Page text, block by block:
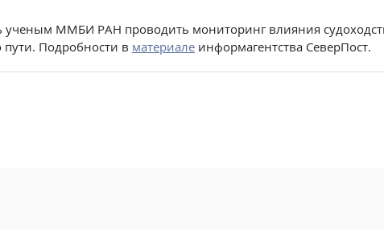
ученым ММБИ РАН проводить мониторинг влияния
пути. Подробности в материале информагентства СеверПост.